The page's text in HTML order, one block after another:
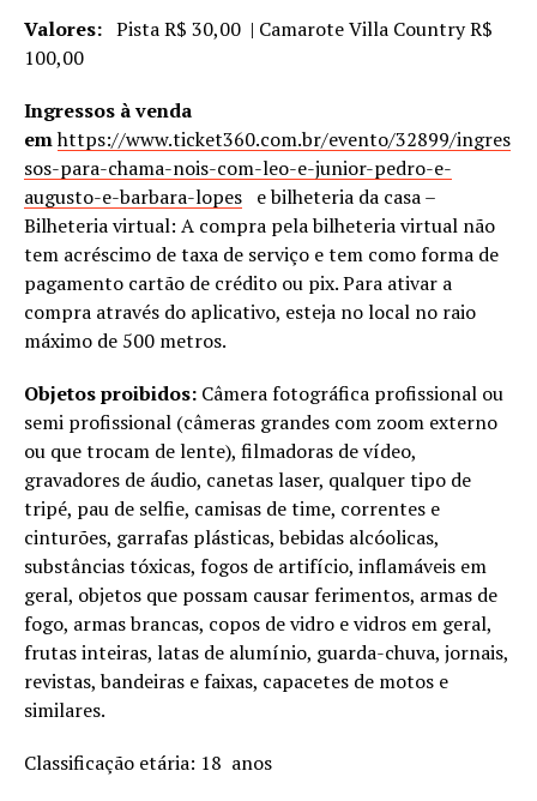
Valores: Pista R$ 30,00 | Camarote Villa Country R$
100,00
Ingressos à venda
emhttps://www.ticket360.com.br/evento/32899/ingres
sos-para-chama-nois-com-leo-e-junior-pedro-e-
augusto-e-barbara-lopes e bilheteria da casa –
Bilheteria virtual: A compra pela bilheteria virtual não
tem acréscimo de taxa de serviço e tem como forma de
pagamento cartão de crédito ou pix. Para ativar a
compra através do aplicativo, esteja no local no raio
máximo de 500 metros.
Objetos proibidos: Câmera fotográfica profissional ou
semi profissional (câmeras grandes com zoom externo
ou que trocam de lente), filmadoras de vídeo,
gravadores de áudio, canetas laser, qualquer tipo de
tripé, pau de selfie, camisas de time, correntes e
cinturões, garrafas plásticas, bebidas alcóolicas,
substâncias tóxicas, fogos de artifício, inflamáveis em
geral, objetos que possam causar ferimentos, armas de
fogo, armas brancas, copos de vidro e vidros em geral,
frutas inteiras, latas de alumínio, guarda-chuva, jornais,
revistas, bandeiras e faixas, capacetes de motos e
similares.
Classificação etária: 18 anos